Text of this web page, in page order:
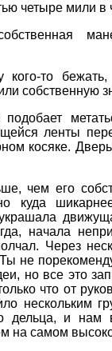
четыре мили в
то
собственную
ленты
косяке.
чем его
куда
начала
Через
не
но все это
что от
нескольким
дельца, и
на самом